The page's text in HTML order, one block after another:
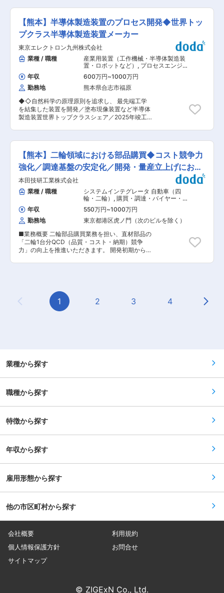
の業務をお任せする場合もあります。 ■組織構
成： イエローハット熊本本山店には、店長（40
代男性）含めて36名が勤務しています（正社員は
約20名程度になります）。 変更の範囲：会社の
定める業務
び導入業務をお任せします。 最適な生産・開発環
境と快適・安心・安全な職場環境を提供、生産・
開発の効率向上に寄与します。 また、健全、永年
的に事業所を存続させる為、コンプライアンスの
遵守 地域社会、地球環境問題に対応していま
す。 ■具体的には これまでのご経験を踏まえて
下記いずれかの領域の業務をお任せします。 ◎設
備（給排水設備、空調換気設備、圧縮空気設備、
冷却水設備など） 設備の予防保全、メンテナンス
等の計画立案と既存設備の更新計画、新規設備導
入の企画・計画推進をお任せします。また、更な
る省エネルギー実現に向けた施策立案・実行な
ど、幅広い業務に取り組んでいただきます。 ◎環
境（廃水処理設備、廃棄物管理、エネルギー管
理、環境マネジメントシステム運用） 工場の排水
ポンプ・廃棄物処理設備などの維持・管理・運
の再生利用を視野に入れた、施策立案・実行など
環境改善に取り組んで頂きます。 ◎建物（工場建
屋、研究施設建屋、外構） ◎電気（変電設備、防
災設備、電灯コンセント設備、弱電設備など） 社
内のメンバー（内容によっては生産・開発職場メ
ンバー）と仕様検討し、協力会社へ依頼します。
社内のやり取り、協力会社とのやり取りを実施し
ます。また、3ヶ月に1回、2週間程度の夜間勤務
が発生します。 ■キャリアパス 将来的には、大
型建設プロジェクト、海外工場建設プロジェクト
など様々な業務に携わっていただくことを期待し
ています。また、特定分野の専門部門への異動も
可能です。 ■やりがい、魅力 ・生産・開発拠点
ワープロダクツ製品の生産・開発に寄与できま
専門性や適性、会社ニーズなどを踏まえ、会社が
定める業務への配置転換を命じる場合がありま
【熊本】半導体製造装置のプロセス開発◆世界トッ
プクラス半導体製造装置メーカー
東京エレクトロン九州株式会社
業種 / 職種
産業用装置（工作機械・半導体製造装
置・ロボットなど） , プロセスエンジニ
ア（前工程） 製造プロセス開発・工法
開発（半導体・太陽光・液晶・LEDな
ど）
年収 600万円~1000万円
勤務地
熊本県合志市福原
◆◇自然科学の原理原則を追求し、 最先端工学
を結集した装置を開発／塗布現像装置など半導体
製造装置世界トップクラスシェア／2025年竣工
ロセスの開発や提案、お客さまと協働で次々世代
に向けたプロセスを実現するため、化学・物理
学・材料工学などに基づく技術開発（レシピ開発
／ハードウエア評価等）をお任せします。経験／
ご希望に応じてアサインします。 ■業務詳細：
＜担当装置＞ 半導体製造装置：フォトリソグラフ
ィー装置、洗浄装置、新領域装置 など ＜レシピ
検証・開発＞ 次世代装置や量産化前の装置に対
し、ウエハ処理のプロセス条件（使用する薬液の
種類、流量、温度など）の新規開発や評価検証等
を行います。 ＜ハードウエア評価＞ 量産展開し
ている装置のプロセスに何か問題が起こったとき
や、改善が必要な場合など、量産装置の改善評価
や、プロセストラブルの検証、デモ対応・評価な
どを行います。 ■ミッション： 半導体はお客さ
まのニーズも多様化／高度化しており、また技術
程や半導体製造に用いる薬液なども異なる為、社
内のメカ／エレキエンジニアとともに実験・評
価・解析を繰り返し、お客さまの求める機能を実
長できる環境が整っています。 ＜グローバルに活
ります。ビジネス英語の経験がなくとも、就業し
ながら英語を習得できる教育カリキュラムも存在
するため、世界で活躍するエンジニアへステップ
照
【熊本】二輪領域における部品購買◆コスト競争力
強化／調達基盤の安定化／開発・量産立上げにおけ
る購買◆
本田技研工業株式会社
業種 / 職種
システムインテグレータ 自動車（四
輪・二輪） , 購買・調達・バイヤー・
MD 物流管理（ベンダー管理・配送管
理・受発注管理など）
年収 550万円~1000万円
勤務地
東京都港区虎ノ門（次のビルを除く）
■業務概要 二輪部品購買業務を担い、直材部品の
「二輪1台分QCD（品質・コスト・納期）競争
力」の向上を推進いただきます。 開発初期から量
との調達戦略を立案し、国内外のサプライヤーと
連携しながら、製品原価・収益性・市場競争力に
直接貢献するポジションです。 ■具体的には ＜
応 ・安定供給体制の構築 ＜開発・量産立上げに
おける購買業務＞ ・新機種開発における部品調達
先選定 ・部品ごとの価格設定・原価企画 ・開発
の原価企画・管理 ■担当製品領域 ・板金・樹脂
バー、ピストン、ギア、クランク、ボルトetc. ・
一般機能部品：サスペンション、ベアリング、ブ
レーキ、ゴム、タイヤetc. ・電装機能部品：ライ
スetc. ※ご経歴を踏まえて担当業務を決定させて
の購入価格や事業収益に直接貢献できます。 ◎戦
略立案まで踏み込める購買業務： 単なる価格交渉
ではなく、部品戦略・調達戦略の立案、新規サプ
きます。 ◎幅広いキャリア形成： 担当部品・取引
画、管理領域など多様な領域に関わることがで
き、購買の専門性を高められます。 ◎グローバル
に活躍できる環境： 海外取引先との業務や海外拠
点駐在の機会もあり、グローバル視点でキャリア
ーズなどを踏まえ、会社が定める業務への配置転
Previous Page
1 2 3 4
業種から探す
職種から探す
特徴から探す
年収から探す
雇用形態から探す
他の市区町村から探す
会社概要
利用規約
個人情報保護方針
お問合せ
サイトマップ
© ZIGExN Co., Ltd.